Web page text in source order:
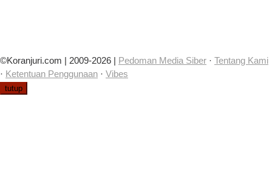
©Koranjuri.com | 2009-2026 | Pedoman Media Siber · Tentang Kami
· Ketentuan Penggunaan · Vibes
tutup